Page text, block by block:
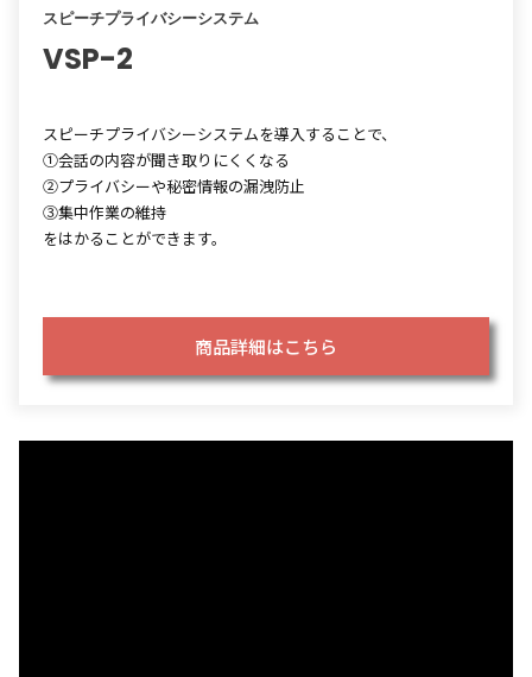
スピーチプライバシーシステム
VSP-2
スピーチプライバシーシステムを導入することで、
①会話の内容が聞き取りにくくなる
②プライバシーや秘密情報の漏洩防止
③集中作業の維持
をはかることができます。
商品詳細はこちら